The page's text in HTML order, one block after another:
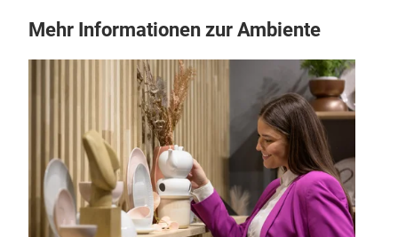
Mehr Informationen zur Ambiente